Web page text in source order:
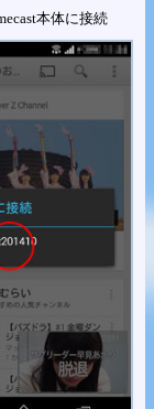
本体に接続